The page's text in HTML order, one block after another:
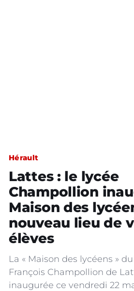
Hérault
Lattes : le lycée
Champollion
Maison des
nouveau lieu de
élèves
La « Maison des lycéens »
François Champollion de
inaugurée ce vendredi 22